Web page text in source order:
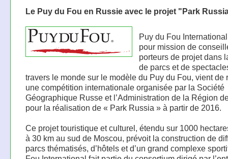
Le Puy du Fou en Russie avec le projet "Park
Puy du Fou
pour mission de
porteurs de projet dans
de parcs et de
travers le monde sur le modèle du Puy du Fou, vient de
une compétition internationale organisée par la Société
Géographique Russe et l’Administration de la Région
pour la réalisation de « Park Russia » à partir de 2016.
Ce projet touristique et culturel, étendu sur 1000
à 30 km au sud de Moscou, prévoit la construction de
parcs thématisés, d’hôtels et d’un grand complexe